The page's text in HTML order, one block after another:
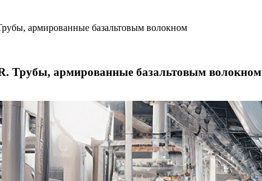
армированные базальтовым волокном
Трубы, армированные базальтовым волокном